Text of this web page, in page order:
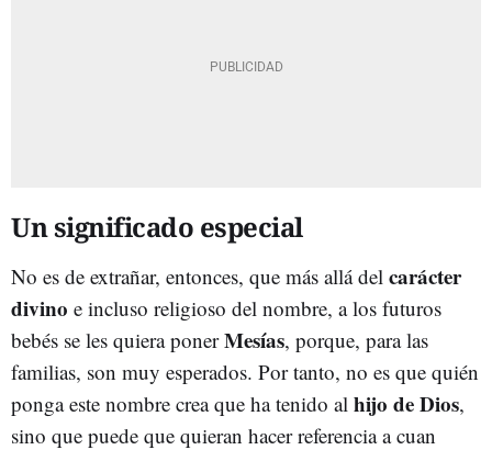
Un significado especial
No es de extrañar, entonces, que más allá del carácter
divino e incluso religioso del nombre, a los futuros
bebés se les quiera ponerMesías, porque, para las
familias, son muy esperados. Por tanto, no es que quién
ponga este nombre crea que ha tenido al hijo de Dios,
sino que puede que quieran hacer referencia a cuan